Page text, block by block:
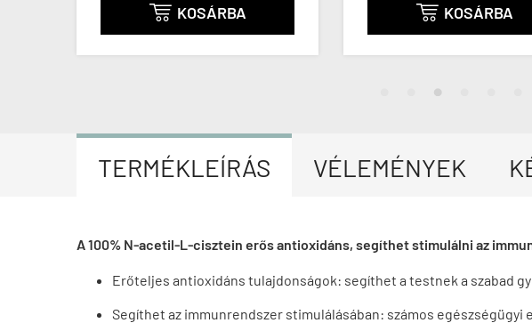
 KOSÁRBA 
TERMÉKLEÍRÁS VÉLEMÉNYEK
A 100% N-acetil-L-cisztein erős antioxidáns, segíthet stimulálni az
Erőteljes antioxidáns tulajdonságok: segíthet a testnek a szabad
Segíthet az immunrendszer stimulálásában: számos